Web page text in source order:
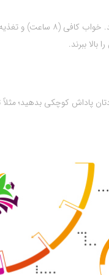
مغز خسته و گرسنه
ببرند.
پاداش کوچکی بدهید؛